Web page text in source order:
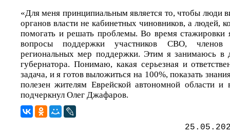
«Для меня принципиальным является то, чтобы люди
органов власти не кабинетных чиновников, а людей,
помогать и решать проблемы. Во время стажировки
вопросы поддержки участников СВО, членов
региональных мер поддержки. Этим я занимаюсь в
губернатора. Понимаю, какая серьезная и
задача, и я готов выложиться на 100%, показать
полезен жителям Еврейской автономной области
подчеркнул Олег Джафаров.